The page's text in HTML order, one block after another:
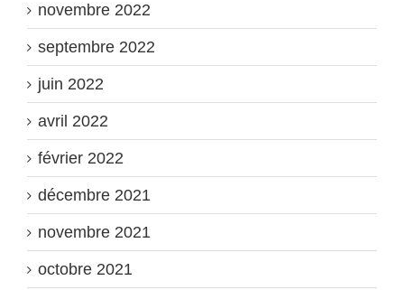
novembre 2022
septembre 2022
juin 2022
avril 2022
février 2022
décembre 2021
novembre 2021
octobre 2021